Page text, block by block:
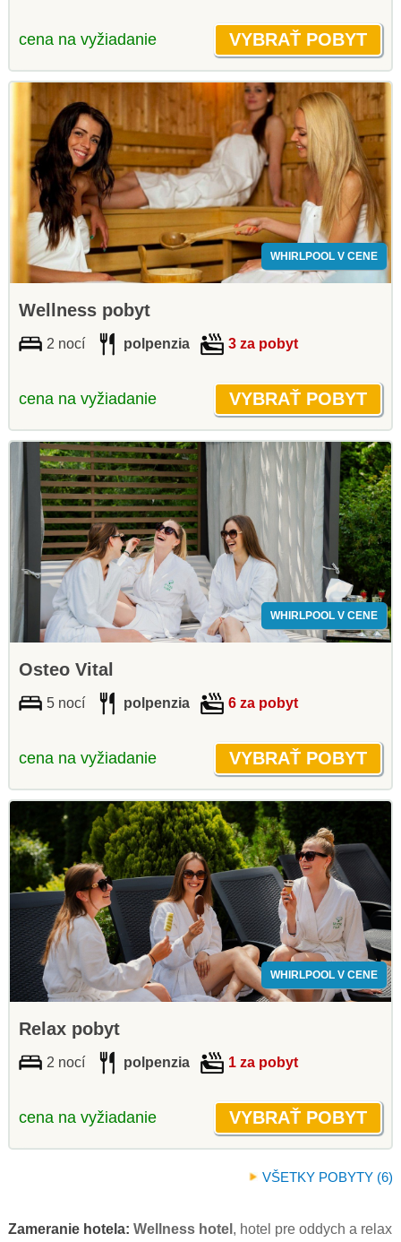
cena na vyžiadanie
WHIRLPOOL V CENE
Wellness pobyt
2 nocí polpenzia 3 za pobyt
cena na vyžiadanie
WHIRLPOOL V CENE
Osteo Vital
5 nocí polpenzia 6 za pobyt
cena na vyžiadanie
WHIRLPOOL V CENE
Relax pobyt
2 nocí polpenzia 1 za pobyt
cena na vyžiadanie
VŠETKY POBYTY (6)
Zameranie hotela: Wellness hotel , hotel pre oddych a relax